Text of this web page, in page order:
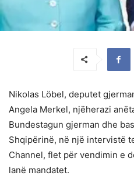
Nikolas Löbel, deputet
Angela Merkel, njëherazi
Bundestagun gjerman dhe
Shqipërinë, në një intervistë
Channel, flet për vendimin e
lanë mandatet.